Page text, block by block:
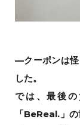
—クーポンは怪
した。
では、最後の
「BeReal.」